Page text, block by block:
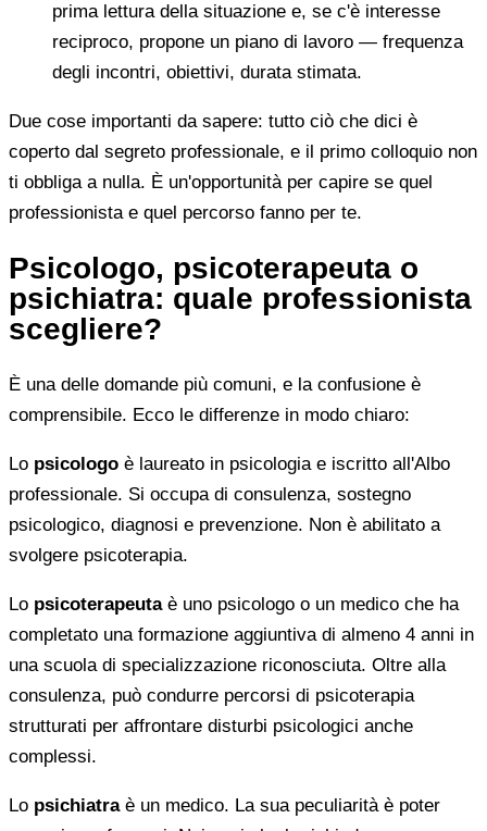
prima lettura della situazione e, se c'è interesse
reciproco, propone un piano di lavoro — frequenza
degli incontri, obiettivi, durata stimata.
Due cose importanti da sapere: tutto ciò che dici è
coperto dal segreto professionale, e il primo colloquio non
ti obbliga a nulla. È un'opportunità per capire se quel
professionista e quel percorso fanno per te.
Psicologo, psicoterapeuta o
psichiatra: quale professionista
scegliere?
È una delle domande più comuni, e la confusione è
comprensibile. Ecco le differenze in modo chiaro:
Lo psicologo è laureato in psicologia e iscritto all'Albo
professionale. Si occupa di consulenza, sostegno
psicologico, diagnosi e prevenzione. Non è abilitato a
svolgere psicoterapia.
Lo psicoterapeutaè uno psicologo o un medico che ha
completato una formazione aggiuntiva di almeno 4 anni in
una scuola di specializzazione riconosciuta. Oltre alla
consulenza, può condurre percorsi di psicoterapia
strutturati per affrontare disturbi psicologici anche
complessi.
Lo psichiatraè un medico. La sua peculiarità è poter